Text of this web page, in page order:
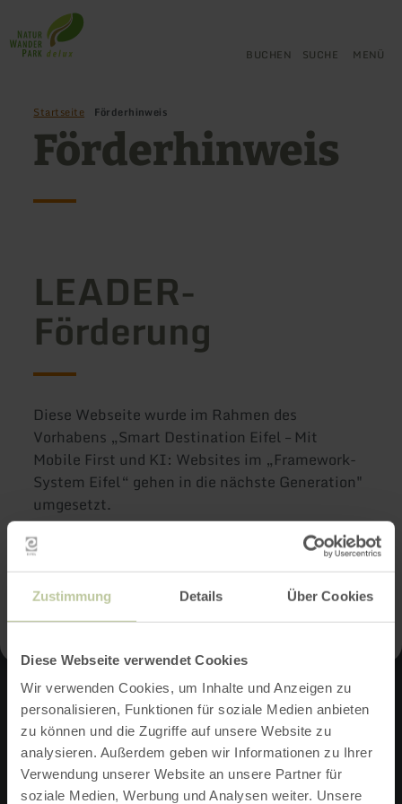
Zustimmung Details Über Cookies
Diese Webseite verwendet Cookies
Wir verwenden Cookies, um Inhalte und Anzeigen zu
personalisieren, Funktionen für soziale Medien anbieten
zu können und die Zugriffe auf unsere Website zu
analysieren. Außerdem geben wir Informationen zu Ihrer
Verwendung unserer Website an unsere Partner für
soziale Medien, Werbung und Analysen weiter. Unsere
zur
Startseite
BUCHEN SUCHE MENÜ
Startseite Förderhinweis
Förderhinweis
LEADER-
Förderung
Diese Webseite wurde im Rahmen des
Vorhabens „Smart Destination Eifel – Mit
Mobile First und KI: Websites im „Framework-
System Eifel“ gehen in die nächste Generation"
umgesetzt.
Das Vorhaben wird durch den GAP-Strategieplan
in
in der EU-Förderperiode
2023-2027 (LEADER) gefördert und von der
Europäischen Union
kofinanziert.
Kontakt
Du erreichst die Eifel Tourismus GmbH Montag bis Freitag:
08:30 - 17:00 Uhr